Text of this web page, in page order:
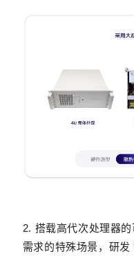
2. 搭载高代次处理器
需求的特殊场景，研发